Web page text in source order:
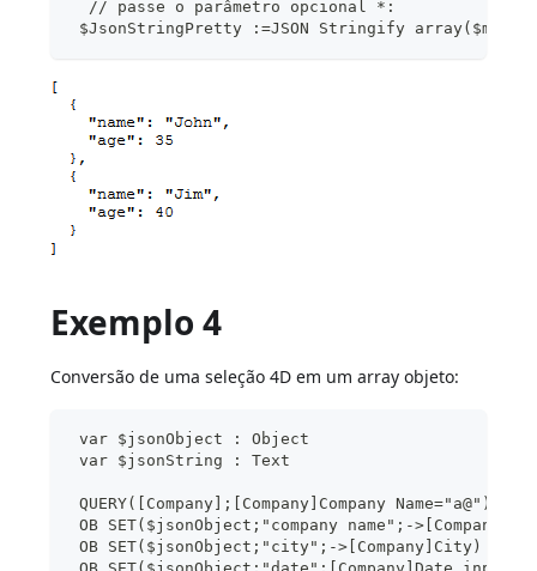
// passe o parâmetro opcional *:
$JsonStringPretty :=JSON Stringify
Exemplo 4
Conversão de uma seleção 4D em um array objeto:
var $jsonObject : Object
var $jsonString : Text
QUERY([Company];[Company]Company Name="a@")
OB SET($jsonObject;"company name";-
OB SET($jsonObject;"city";->[Company]City)